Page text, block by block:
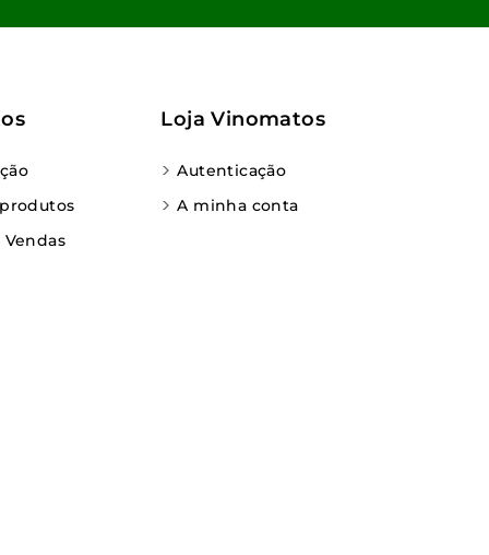
Vendas
Loja Vinomatos
Autenticação
A minha conta